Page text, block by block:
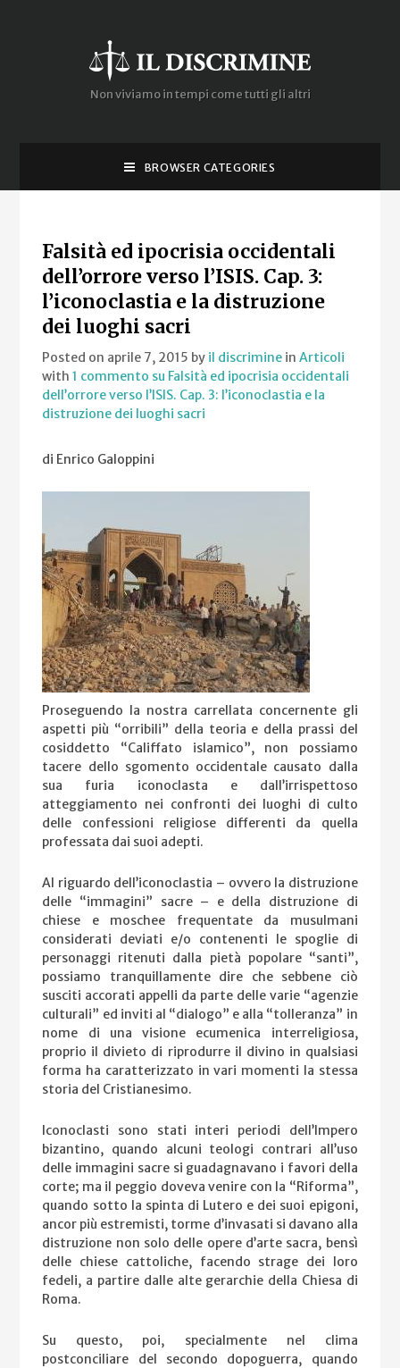
Non viviamo in tempi come tutti gli altri
BROWSER CATEGORIES
Falsità ed ipocrisia occidentali
dell’orrore verso l’ISIS. Cap. 3:
l’iconoclastia e la distruzione
dei luoghi sacri
Posted on aprile 7, 2015 by il discrimine inArticoli
with1 commento su Falsità ed ipocrisia occidentali
dell’orrore verso l’ISIS. Cap. 3: l’iconoclastia e la
distruzione dei luoghi sacri
di Enrico Galoppini
Proseguendo la nostra carrellata concernente gli
aspetti più “orribili” della teoria e della prassi del
cosiddetto “Califfato islamico”, non possiamo
tacere dello sgomento occidentale causato dalla
sua furia iconoclasta e dall’irrispettoso
atteggiamento nei confronti dei luoghi di culto
delle confessioni religiose differenti da quella
professata dai suoi adepti.
Al riguardo dell’iconoclastia – ovvero la distruzione
delle “immagini” sacre – e della distruzione di
chiese e moschee frequentate da musulmani
considerati deviati e/o contenenti le spoglie di
personaggi ritenuti dalla pietà popolare “santi”,
possiamo tranquillamente dire che sebbene ciò
susciti accorati appelli da parte delle varie “agenzie
culturali” ed inviti al “dialogo” e alla “tolleranza” in
nome di una visione ecumenica interreligiosa,
proprio il divieto di riprodurre il divino in qualsiasi
forma ha caratterizzato in vari momenti la stessa
storia del Cristianesimo.
Iconoclasti sono stati interi periodi dell’Impero
bizantino, quando alcuni teologi contrari all’uso
delle immagini sacre si guadagnavano i favori della
corte; ma il peggio doveva venire con la “Riforma”,
quando sotto la spinta di Lutero e dei suoi epigoni,
ancor più estremisti, torme d’invasati si davano alla
distruzione non solo delle opere d’arte sacra, bensì
delle chiese cattoliche, facendo strage dei loro
fedeli, a partire dalle alte gerarchie della Chiesa di
Roma.
Su questo, poi, specialmente nel clima
postconciliare del secondo dopoguerra, quando